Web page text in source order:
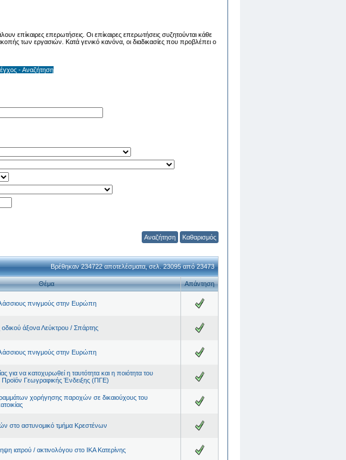
επίκαιρες επερωτήσεις. Οι επίκαιρες επερωτήσεις συζητούνται κάθε
των εργασιών. Κατά γενικό κανόνα, οι διαδικασίες που προβλέπει ο
- Αναζήτηση
Καθαρισμός
Βρέθηκαν 234722 αποτελέσματα, σελ. 23095 από 23473
Θέμα Απάντηση
πνιγμούς στην Ευρώπη
άξονα Λεύκτρου / Σπάρτης
πνιγμούς στην Ευρώπη
για να κατοχυρωθεί η ταυτότητα και η ποιότητα του
Προϊόν Γεωγραφικής Ένδειξης (ΠΓΕ)
χορήγησης παροχών σε δικαιούχους του
στο αστυνομικό τμήμα Κρεστένων
ιατρού / ακτινολόγου στο ΙΚΑ Κατερίνης